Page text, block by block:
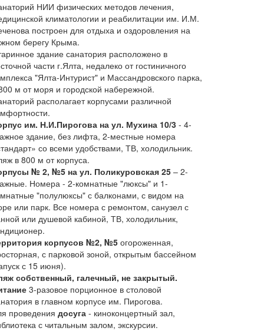
НИИ физических методов лечения,
климатологии и реабилитации им. И.М.
построен для отдыха и оздоровления на
берегу Крыма.
здание санатория расположено в
части г.Ялта, недалеко от гостиничного
"Ялта-Интурист" и Массандровского парка,
м от моря и городской набережной.
располагает корпусами различной
им. Н.И.Пирогова на ул. Мухина 10/3 - 4-
здание, без лифта, 2-местные номера
со всеми удобствами, ТВ, холодильник.
в 800 м от корпуса.
№ 2, №5 на ул. Поликуровская 25 – 2-
Номера - 2-комнатные "люксы" и 1-
"полулюксы" с балконами, с видом на
или парк. Все номера с ремонтом, санузел с
или душевой кабиной, ТВ, холодильник,
корпусов №2, №5 огороженная,
с парковой зоной, открытым бассейном
с 15 июня).
собственный, галечный, не закрытый.
3-разовое порционное в столовой
в главном корпусе им. Пирогова.
проведения досуга - киноконцертный зал,
с читальным залом, экскурсии.